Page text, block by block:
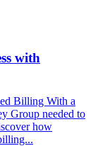
with
Billing With a
Group needed to
how